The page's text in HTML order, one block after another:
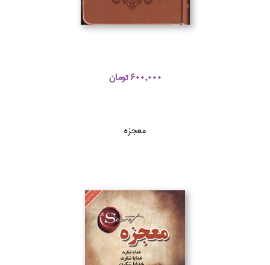
600,000 تومان
معجزه